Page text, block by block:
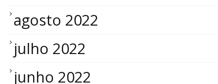
agosto 2022
julho 2022
junho 2022